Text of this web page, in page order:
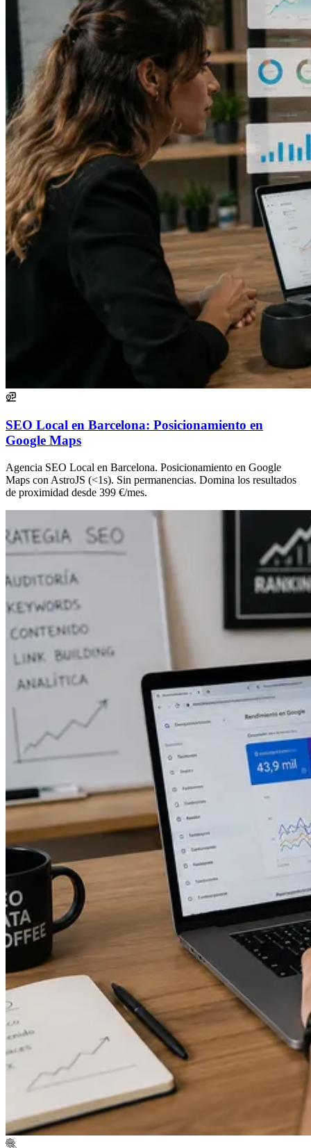
SEO Local en Barcelona: Posicionamiento en
Google Maps
Agencia SEO Local en Barcelona. Posicionamiento en Google
Maps con AstroJS (<1s). Sin permanencias. Domina los resultados
de proximidad desde 399 €/mes.